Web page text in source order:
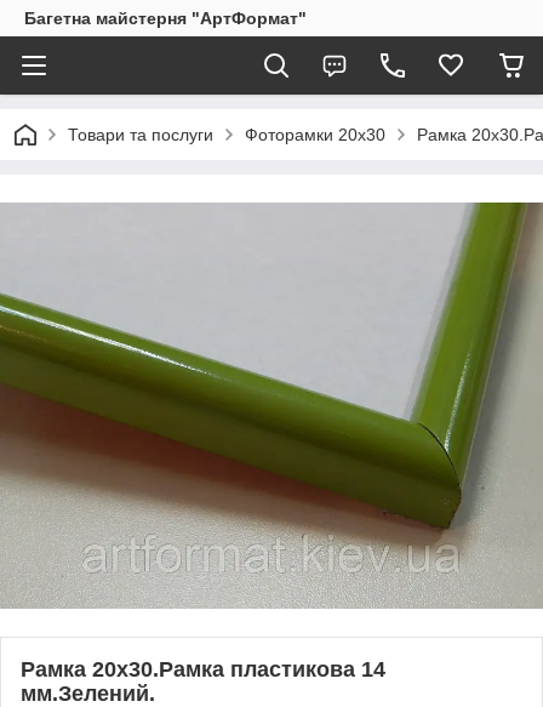
Багетна майстерня "АртФормат"
Товари та послуги Фоторамки 20х30 Рамка
Рамка 20х30.Рамка пластикова 14
мм.Зелений.